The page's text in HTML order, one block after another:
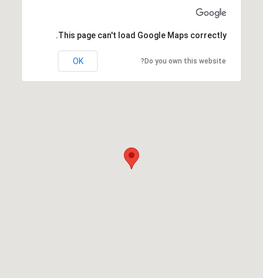
This page can't load Google Maps correctly.
Do you own this website?
OK